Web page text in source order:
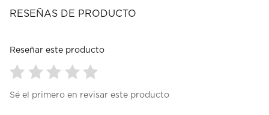
RESEÑAS DE PRODUCTO
Reseñar este producto
paraparaparaparapara
Sé el primero en revisar este producto